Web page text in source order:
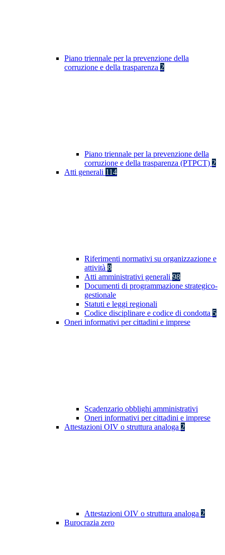
Piano triennale per la prevenzione della
corruzione e della trasparenza 2
Piano triennale per la prevenzione della
corruzione e della trasparenza (PTPCT) 2
Atti generali 114
Riferimenti normativi su organizzazione e
attività 8
Atti amministrativi generali 98
Documenti di programmazione strategico-
gestionale
Statuti e leggi regionali
Codice disciplinare e codice di condotta 5
Oneri informativi per cittadini e imprese
Scadenzario obblighi amministrativi
Oneri informativi per cittadini e imprese
Attestazioni OIV o struttura analoga 2
Attestazioni OIV o struttura analoga 2
Burocrazia zero